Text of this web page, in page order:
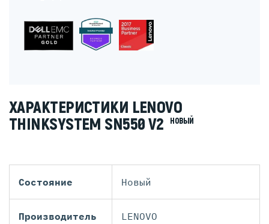
ХАРАКТЕРИСТИКИ LENOVO
THINKSYSTEM SN550 V2
НОВЫЙ
Состояние Новый
Производитель LENOVO